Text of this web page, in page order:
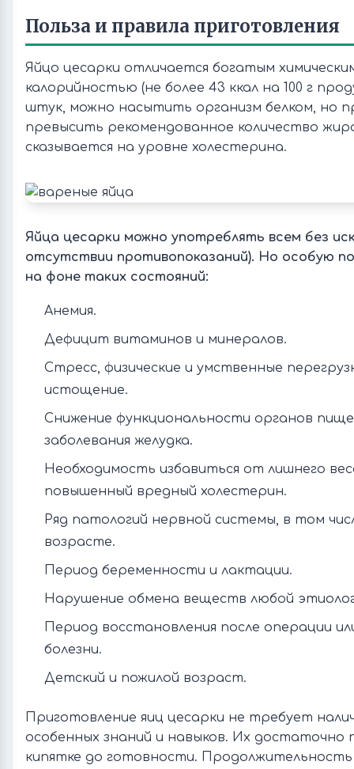
Польза и правила приготовления
Яйцо цесарки отличается богатым
калорийностью (не более 43 ккал на 100 г
штук, можно насытить организм белком, но
превысить рекомендованное количество
сказывается на уровне холестерина.
Яйца цесарки можно употреблять всем без
отсутствии противопоказаний). Но особую
на фоне таких состояний:
Анемия.
Дефицит витаминов и минералов.
Стресс, физические и умственные
истощение.
Снижение функциональности органов
заболевания желудка.
Необходимость избавиться от лишнего
повышенный вредный холестерин.
Ряд патологий нервной системы, в том
возрасте.
Период беременности и лактации.
Нарушение обмена веществ любой
Период восстановления после операции
болезни.
Детский и пожилой возраст.
Приготовление яиц цесарки не требует
особенных знаний и навыков. Их
кипятке до готовности.